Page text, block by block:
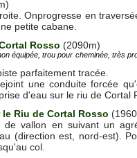
Onprogresse en
petite cabane.
Rosso (2090m)
équipée, trou pour cheminée, très
parfaitement tracée.
une conduite forcée
d'eau sur le riu de Cortal
le Riu de Cortal Rosso
de vallon en suivant un
(direction est, nord-est).
col.